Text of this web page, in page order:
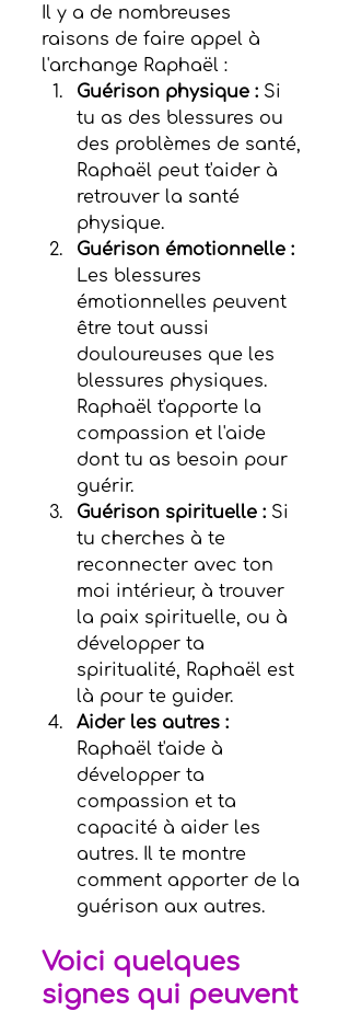
Il y a de nombreuses
raisons de faire appel à
l'archange Raphaël :
Guérison physique : Si
tu as des blessures ou
des problèmes de santé,
Raphaël peut t'aider à
retrouver la santé
physique.
Guérison émotionnelle :
Les blessures
émotionnelles peuvent
être tout aussi
douloureuses que les
blessures physiques.
Raphaël t'apporte la
compassion et l'aide
dont tu as besoin pour
guérir.
Guérison spirituelle : Si
tu cherches à te
reconnecter avec ton
moi intérieur, à trouver
la paix spirituelle, ou à
développer ta
spiritualité, Raphaël est
là pour te guider.
Aider les autres :
Raphaël t'aide à
développer ta
compassion et ta
capacité à aider les
autres. Il te montre
comment apporter de la
guérison aux autres.
Voici quelques
signes qui peuvent